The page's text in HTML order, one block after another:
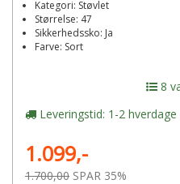
Kategori: Støvlet
Størrelse: 47
Sikkerhedssko: Ja
Farve: Sort
8
Leveringstid: 1-2 hverdage
1.099,-
1.700,00 SPAR 35%